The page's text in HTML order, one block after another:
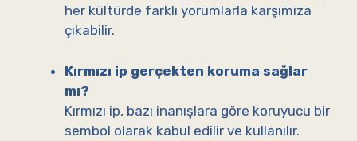
her kültürde farklı yorumlarla karşımıza
çıkabilir.
Kırmızı ip gerçekten koruma sağlar
mı?
Kırmızı ip, bazı inanışlara göre koruyucu bir
sembol olarak kabul edilir ve kullanılır.